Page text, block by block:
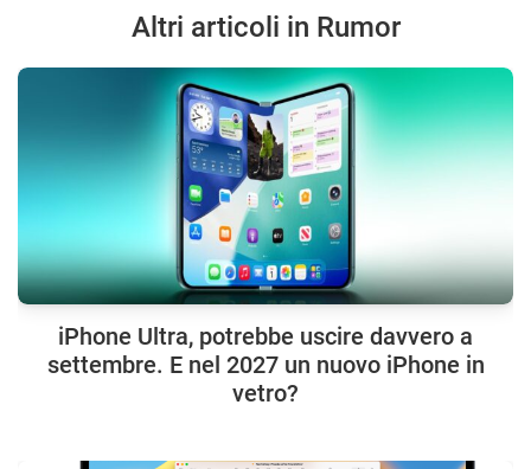
Altri articoli in Rumor
iPhone Ultra, potrebbe uscire davvero a
settembre. E nel 2027 un nuovo iPhone in
vetro?